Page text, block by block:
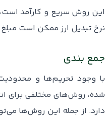
این روش سریع و کارآمد است،
نرخ تبدیل ارز ممکن است مبلغ
جمع بندی
با وجود تحریم‌ها و
شده، روش‌های مختلفی برای
دارد. از جمله این روش‌ها